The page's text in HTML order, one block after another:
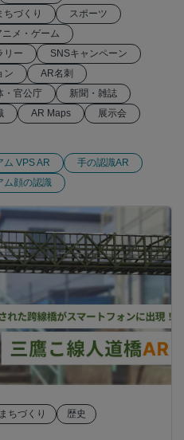
ちづくり
スポーツ
ニメ・ゲーム
リー
SNSキャンペーン
ン
AR名刺
・官公庁
新聞・雑誌
AR Maps
展示会
ム VPS AR
手の認識AR
ム顔の認識
ちづくり 歴史